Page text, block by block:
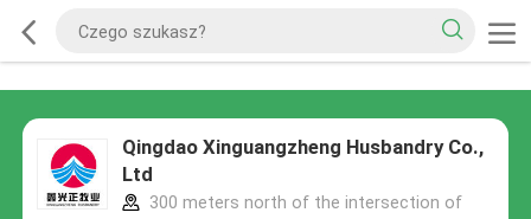
Qingdao Xinguangzheng Husbandry Co.,
Ltd
300 meters north of the intersection of